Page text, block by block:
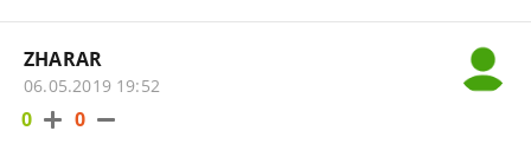
ZHARAR
06.05.2019 19:52
0 0